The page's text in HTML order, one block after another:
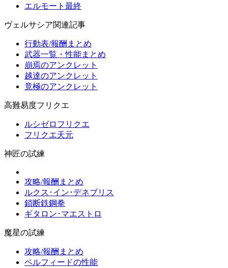
エルモート最終
ヴェルサシア関連記事
行動表/報酬まとめ
武器一覧・性能まとめ
崩焉のアンクレット
越達のアンクレット
竟極のアンクレット
高難易度フリクエ
ルシゼロフリクエ
フリクエ天元
神匠の試練
攻略/報酬まとめ
ルクス･イン･デネブリス
鎖断鉄鋼拳
ギタロン･マエストロ
魔星の試練
攻略/報酬まとめ
ペルフィードの性能